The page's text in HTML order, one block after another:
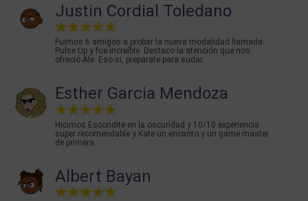
Justin Cordial Toledano
Fuimos 6 amigos a probar la nueva modalidad llamada
Pulse Up y fue increíble. Destaco la atención que nos
ofreció Ale. Eso si, preparate para sudar
Esther Garcia Mendoza
Hicimos Escondite en la oscuridad y 10/10 experiencia
super recomendable y Kate un encanto y un game master
de primera.
Albert Bayan